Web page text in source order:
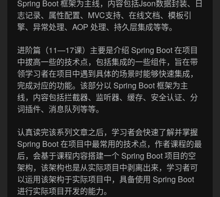
Spring Boot 框架为主线，内容包括Json数据封装、日
志记录、属性配置、MVC支持、在线文档、模板引
擎、异常处理、AOP 处理、持久层集成等等。
进阶篇（11—17课）主要是介绍 Spring Boot 在项目
中拔高一些的技术点，包括集成的一些组件，旨在带
领学习者在项目中遇到具体的场景时能够快速集成，
完成对应的功能。该部分以 Spring Boot 框架为主
线，内容包括拦截器、监听器、缓存、安全认证、分
词插件、消息队列等等。
认真读完该系列文章之后，学习者会快速了解并掌握
Spring Boot 在项目中最常用的技术点，作者课程的最
后，会基于课程内容搭建一个 Spring Boot 项目的空
架构，该架构也是从实际项目中剥离出来，学习者可
以运用该架构于实际项目中，具备使用 Spring Boot
进行实际项目开发的能力。